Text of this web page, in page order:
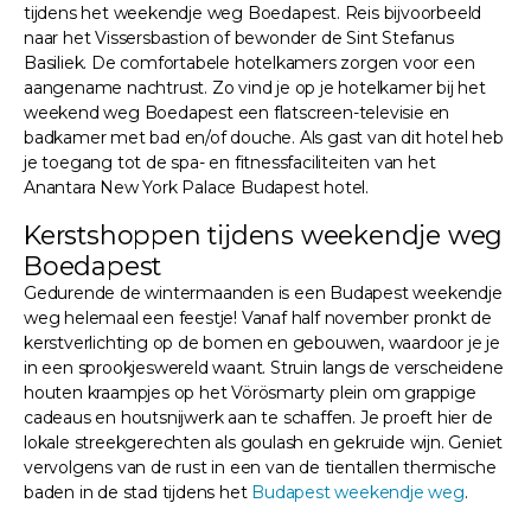
tijdens het weekendje weg Boedapest. Reis bijvoorbeeld
naar het Vissersbastion of bewonder de Sint Stefanus
Basiliek. De comfortabele hotelkamers zorgen voor een
aangename nachtrust. Zo vind je op je hotelkamer bij het
weekend weg Boedapest een flatscreen-televisie en
badkamer met bad en/of douche. Als gast van dit hotel heb
je toegang tot de spa- en fitnessfaciliteiten van het
Anantara New York Palace Budapest hotel.
Kerstshoppen tijdens weekendje weg
Boedapest
Gedurende de wintermaanden is een Budapest weekendje
weg helemaal een feestje! Vanaf half november pronkt de
kerstverlichting op de bomen en gebouwen, waardoor je je
in een sprookjeswereld waant. Struin langs de verscheidene
houten kraampjes op het Vörösmarty plein om grappige
cadeaus en houtsnijwerk aan te schaffen. Je proeft hier de
lokale streekgerechten als goulash en gekruide wijn. Geniet
vervolgens van de rust in een van de tientallen thermische
baden in de stad tijdens het Budapest weekendje weg.